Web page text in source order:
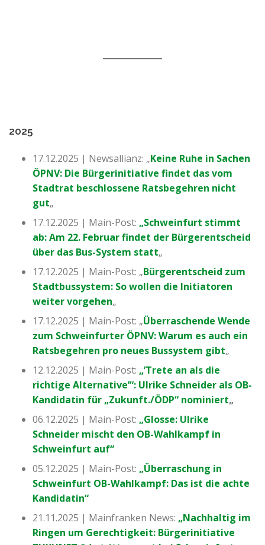
2025
17.12.2025 | Newsallianz: „Keine Ruhe in Sachen
ÖPNV: Die Bürgerinitiative findet das vom
Stadtrat beschlossene Ratsbegehren nicht
gut„
17.12.2025 | Main-Post: „Schweinfurt stimmt
ab: Am 22. Februar findet der Bürgerentscheid
über das Bus-System statt„
17.12.2025 | Main-Post: „Bürgerentscheid zum
Stadtbussystem: So wollen die Initiatoren
weiter vorgehen„
17.12.2025 | Main-Post: „Überraschende Wende
zum Schweinfurter ÖPNV: Warum es auch ein
Ratsbegehren pro neues Bussystem gibt„
12.12.2025 | Main-Post: „’Trete an als die
richtige Alternative’“: Ulrike Schneider als OB-
Kandidatin für „Zukunft./ÖDP“ nominiert„
06.12.2025 | Main-Post: „Glosse: Ulrike
Schneider mischt den OB-Wahlkampf in
Schweinfurt auf“
05.12.2025 | Main-Post: „Überraschung in
Schweinfurt OB-Wahlkampf: Das ist die achte
Kandidatin“
21.11.2025 | Mainfranken News: „Nachhaltig im
Ringen um Gerechtigkeit: Bürgerinitiative